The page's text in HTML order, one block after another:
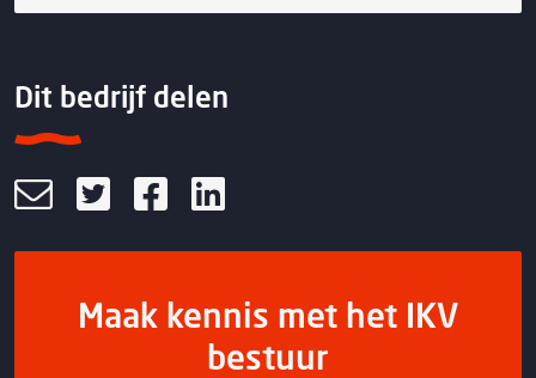
Dit bedrijf delen
Maak kennis met het IKV
bestuur